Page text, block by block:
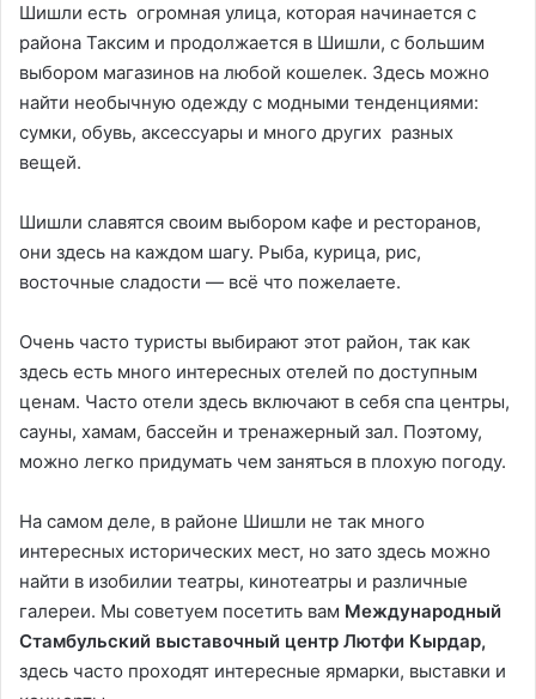
Шишли есть огромная улица, которая начинается с
района Таксим и продолжается в Шишли, с большим
выбором магазинов на любой кошелек. Здесь можно
найти необычную одежду с модными тенденциями:
сумки, обувь, аксессуары и много других разных
вещей.
Шишли славятся своим выбором кафе и ресторанов,
они здесь на каждом шагу. Рыба, курица, рис,
восточные сладости — всё что пожелаете.
Очень часто туристы выбирают этот район, так как
здесь есть много интересных отелей по доступным
ценам. Часто отели здесь включают в себя спа центры,
сауны, хамам, бассейн и тренажерный зал. Поэтому,
можно легко придумать чем заняться в плохую погоду.
На самом деле, в районе Шишли не так много
интересных исторических мест, но зато здесь можно
найти в изобилии театры, кинотеатры и различные
галереи. Мы советуем посетить вам Международный
Стамбульский выставочный центр Лютфи Кырдар,
здесь часто проходят интересные ярмарки, выставки и